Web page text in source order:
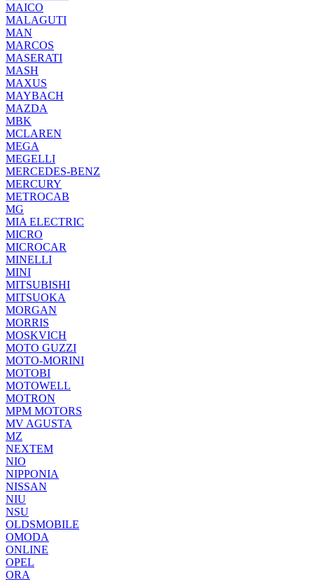
MAICO
MALAGUTI
MAN
MARCOS
MASERATI
MASH
MAXUS
MAYBACH
MAZDA
MBK
MCLAREN
MEGA
MEGELLI
MERCEDES-BENZ
MERCURY
METROCAB
MG
MIA ELECTRIC
MICRO
MICROCAR
MINELLI
MINI
MITSUBISHI
MITSUOKA
MORGAN
MORRIS
MOSKVICH
MOTO GUZZI
MOTO-MORINI
MOTOBI
MOTOWELL
MOTRON
MPM MOTORS
MV AGUSTA
MZ
NEXTEM
NIO
NIPPONIA
NISSAN
NIU
NSU
OLDSMOBILE
OMODA
ONLINE
OPEL
ORA